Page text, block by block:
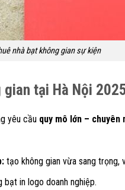
nhà bạt không gian sự kiện
tại Hà Nội
yêu cầu quy mô lớn – chuyên
tạo không gian vừa sang trọng,
in logo doanh nghiệp.